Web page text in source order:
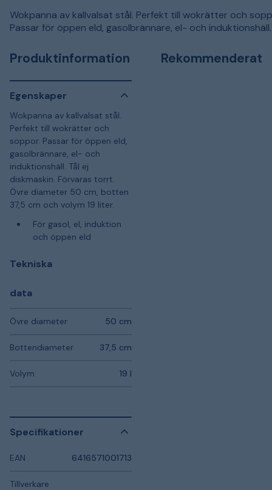
Wokpanna av kallvalsat stål. Perfekt till wokrätter och
Passar för öppen eld, gasolbrännare, el- och induktionshäll.
Produktinformation
Egenskaper
Wokpanna av kallvalsat stål.
Perfekt till wokrätter och
soppor. Passar för öppen eld,
gasolbrännare, el- och
induktionshäll. Tål ej
diskmaskin. Förvaras torrt.
Övre diameter 50 cm, botten
37,5 cm och volym 19 liter.
För gasol, el, induktion
och öppen eld
Tekniska
data
Övre diameter 50 cm
Bottendiameter 37,5 cm
Volym 19 l
Specifikationer
EAN 6416571001713
Tillverkare
Rekommenderat